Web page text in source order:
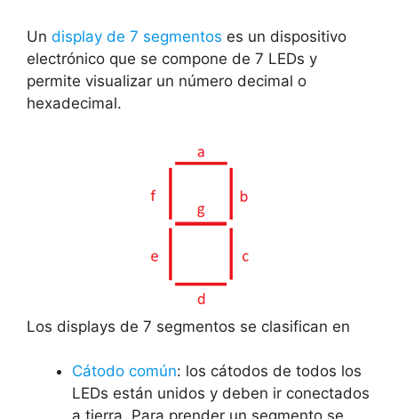
Un display de 7 segmentos es un dispositivo
electrónico que se compone de 7 LEDs y
permite visualizar un número decimal o
hexadecimal.
Los displays de 7 segmentos se clasifican en
Cátodo común: los cátodos de todos los
LEDs están unidos y deben ir conectados
a tierra. Para prender un segmento se